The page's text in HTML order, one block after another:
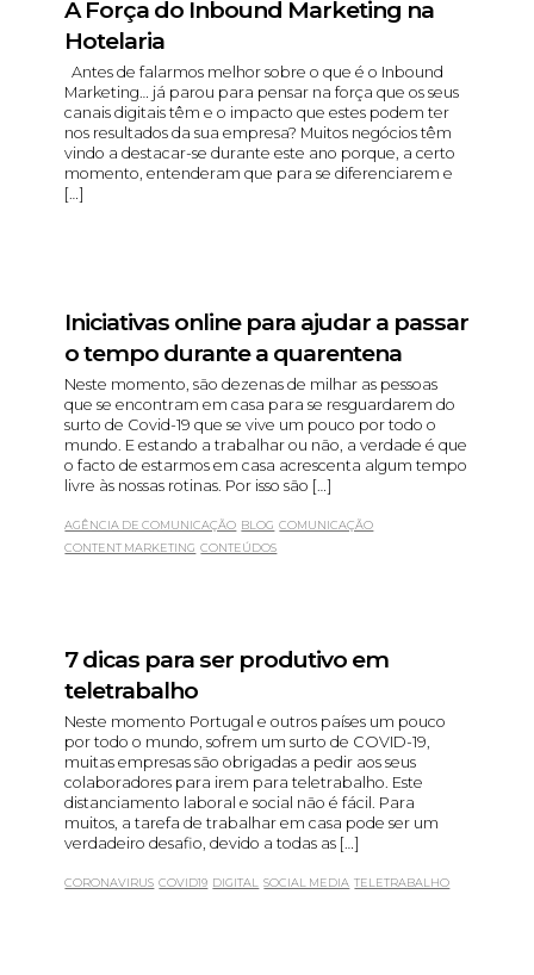
A Força do Inbound Marketing na
Hotelaria
Antes de falarmos melhor sobre o que é o Inbound
Marketing… já parou para pensar na força que os seus
canais digitais têm e o impacto que estes podem ter
nos resultados da sua empresa? Muitos negócios têm
vindo a destacar-se durante este ano porque, a certo
momento, entenderam que para se diferenciarem e
[…]
Iniciativas online para ajudar a passar
o tempo durante a quarentena
Neste momento, são dezenas de milhar as pessoas
que se encontram em casa para se resguardarem do
surto de Covid-19 que se vive um pouco por todo o
mundo. E estando a trabalhar ou não, a verdade é que
o facto de estarmos em casa acrescenta algum tempo
livre às nossas rotinas. Por isso são […]
AGÊNCIA DE COMUNICAÇÃO BLOG COMUNICAÇÃO
CONTENT MARKETING CONTEÚDOS
7 dicas para ser produtivo em
teletrabalho
Neste momento Portugal e outros países um pouco
por todo o mundo, sofrem um surto de COVID-19,
muitas empresas são obrigadas a pedir aos seus
colaboradores para irem para teletrabalho. Este
distanciamento laboral e social não é fácil. Para
muitos, a tarefa de trabalhar em casa pode ser um
verdadeiro desafio, devido a todas as […]
CORONAVIRUS COVID19 DIGITAL SOCIAL MEDIA TELETRABALHO